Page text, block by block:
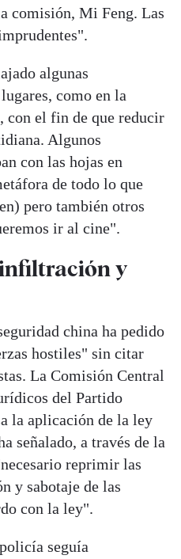
comisión, Mi Feng. Las
algunas
como en la
con el fin de que reducir
Algunos
con las hojas en
de todo lo que
pero también otros
ir al cine".
y
china ha pedido
hostiles" sin citar
La Comisión Central
del Partido
la aplicación de la ley
señalado, a través de la
reprimir las
y sabotaje de las
con la ley".
seguía